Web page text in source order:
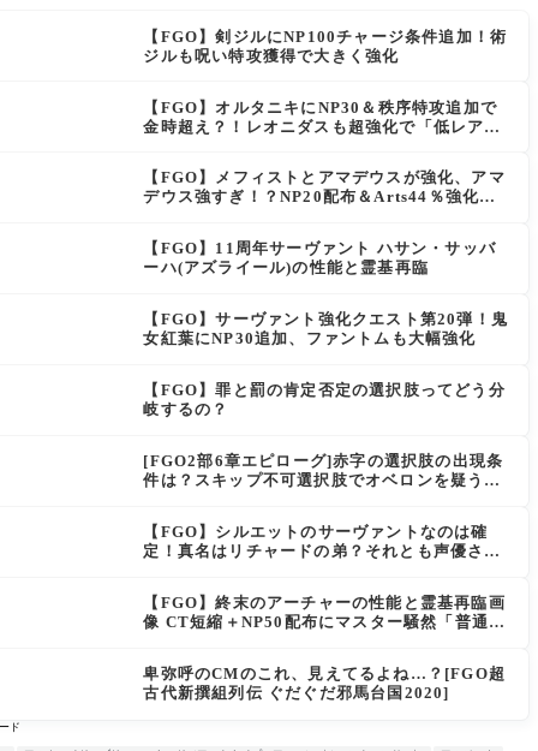
【FGO】剣ジルにNP100チャージ条件追加！術
ジルも呪い特攻獲得で大きく強化
【FGO】オルタニキにNP30＆秩序特攻追加で
金時超え？！レオニダスも超強化で「低レアと
【FGO】メフィストとアマデウスが強化、アマ
デウス強すぎ！？NP20配布＆Arts44％強化に
【FGO】11周年サーヴァント ハサン・サッバ
ーハ(アズライール)の性能と霊基再臨
【FGO】サーヴァント強化クエスト第20弾！鬼
女紅葉にNP30追加、ファントムも大幅強化
【FGO】罪と罰の肯定否定の選択肢ってどう分
岐するの？
[FGO2部6章エピローグ]赤字の選択肢の出現条
件は？スキップ不可選択肢でオベロンを疑う選
出てくる
【FGO】シルエットのサーヴァントなのは確
定！真名はリチャードの弟？それとも声優さん
【FGO】終末のアーチャーの性能と霊基再臨画
像 CT短縮＋NP50配布にマスター騒然「普通に
卑弥呼のCMのこれ、見えてるよね…？[FGO超
古代新撰組列伝 ぐだぐだ邪馬台国2020]
ド